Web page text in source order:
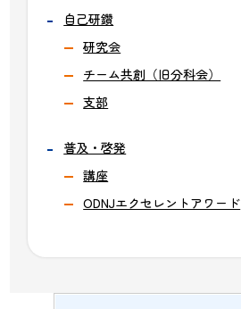
自己研鑽
研究会
チーム共創（旧分科会）
支部
普及・啓発
講座
ODNJエクセレントアワード